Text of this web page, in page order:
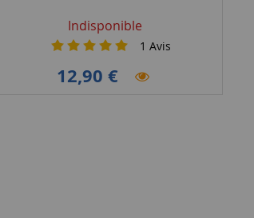
Indisponible
1 Avis
12,90 €